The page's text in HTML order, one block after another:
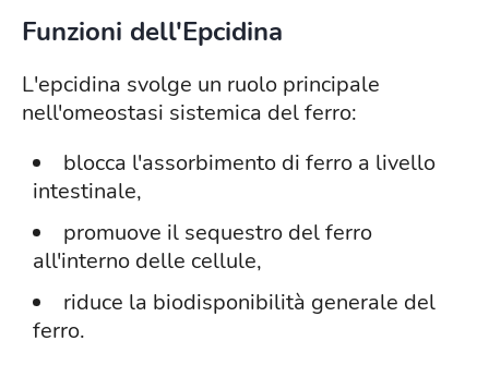
Funzioni dell'Epcidina
L'epcidina svolge un ruolo principale
nell'omeostasi sistemica del ferro:
blocca l'assorbimento di ferro a livello
intestinale,
promuove il sequestro del ferro
all'interno delle cellule,
riduce la biodisponibilità generale del
ferro.